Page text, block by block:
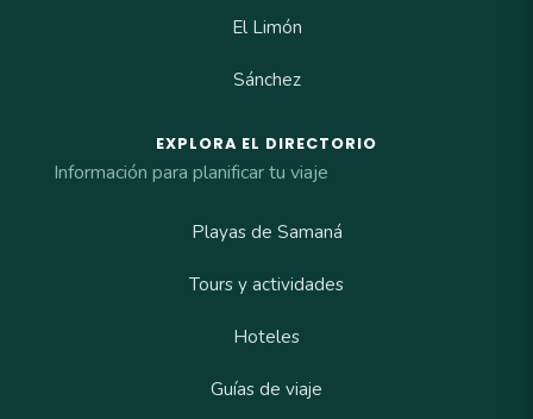
El Limón
Sánchez
EXPLORA EL DIRECTORIO
Información para planificar tu viaje
Playas de Samaná
Tours y actividades
Hoteles
Guías de viaje